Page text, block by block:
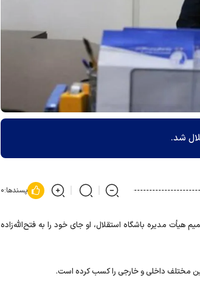
شد.
پسندها:۰
مدیره باشگاه استقلال، او جای خود را به فتح‌الله‌زاده
مختلف داخلی و خارجی را کسب کرده است.